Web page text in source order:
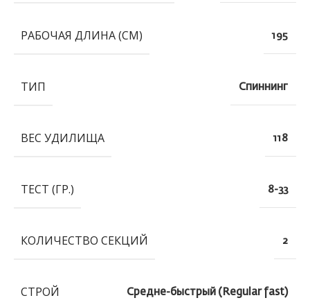
РАБОЧАЯ ДЛИНА (СМ) 195
ТИП Спиннинг
ВЕС УДИЛИЩА 118
ТЕСТ (ГР.) 8-33
КОЛИЧЕСТВО СЕКЦИЙ 2
СТРОЙ Средне-быстрый (Regular fast)